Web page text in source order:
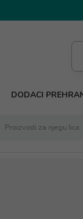
DODACI
Proizvodi za njegu lica